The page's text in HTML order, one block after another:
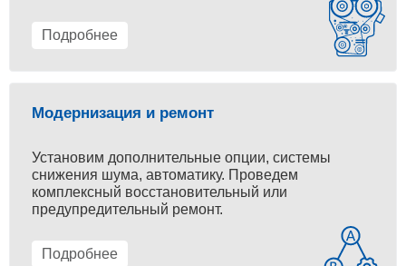
Подробнее
Модернизация и ремонт
Установим дополнительные опции, системы
снижения шума, автоматику. Проведем
комплексный восстановительный или
предупредительный ремонт.
Подробнее